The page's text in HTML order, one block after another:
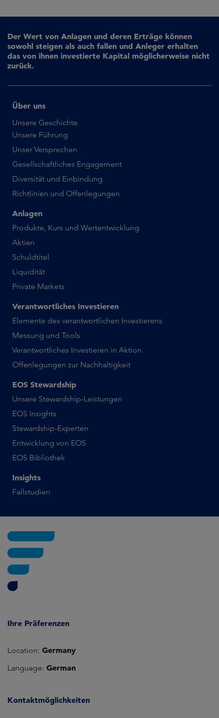
Der Wert von Anlagen und deren Erträge können
sowohl steigen als auch fallen und Anleger erhalten
das von ihnen investierte Kapital möglicherweise nicht
zurück.
Über uns
Unsere Geschichte
Unsere Führung
Unser Versprechen
Gesellschaftliches Engagement
Diversität und Einbindung
Richtlinien und Offenlegungen
Anlagen
Produkte, Kurs und Wertentwicklung
Aktien
Schuldtitel
Liquidität
Private Markets
Verantwortliches Investieren
Elemente des verantwortlichen Investierens
Messung und Tools
Verantwortliches Investieren in Aktion
Offenlegungen zur Nachhaltigkeit
EOS Stewardship
Unsere Stewardship-Leistungen
EOS Insights
Stewardship-Experten
Entwicklung von EOS
EOS Bibliothek
Insights
Fallstudien
Ihre Präferenzen
Location: Germany
Language: German
Kontaktmöglichkeiten